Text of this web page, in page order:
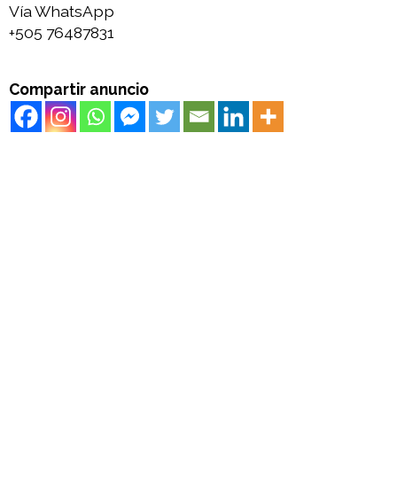
Vía WhatsApp
+505 76487831
Compartir anuncio